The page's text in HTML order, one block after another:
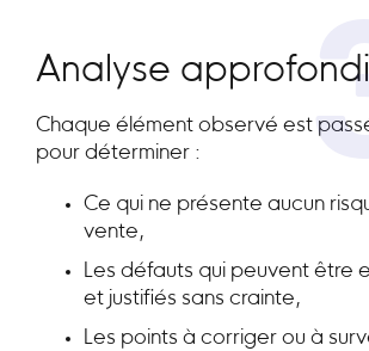
Analyse
Chaque élément observé est
pour déterminer :
Ce qui ne présente aucun
vente,
Les défauts qui peuvent être
et justifiés sans crainte,
Les points à corriger ou à